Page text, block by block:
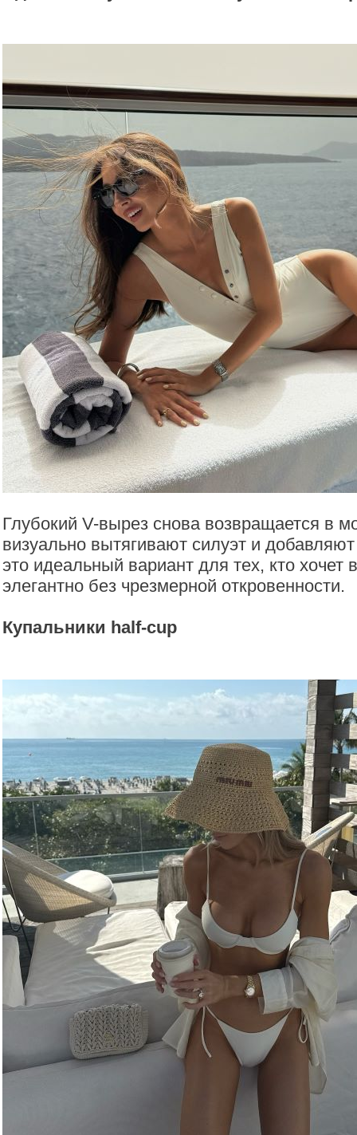
Глубокий V-вырез снова возвращается в
визуально вытягивают силуэт и
это идеальный вариант для тех, кто хочет
элегантно без чрезмерной откровенности.
Купальники half-cup